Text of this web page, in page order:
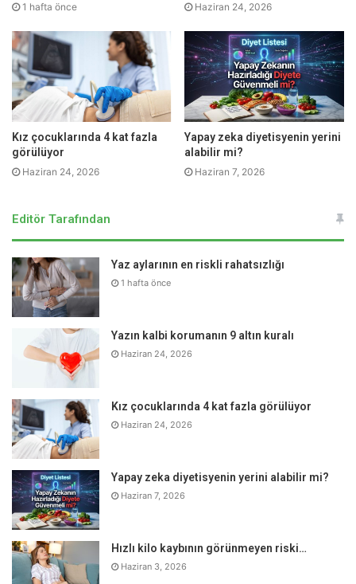
Hekiminizin bilgisi olmadan düzenli alınan ilaçlar
kesilmemeli ya da dozları ile oynanmamalı. Tansiyon
ilaçlarının bir kısmında idrar sökücü maddeler bulunur.
Aşırı sıvı kaybı sonucunda da tansiyon düşüklüğüne bağlı
bayılmalar gerçekleşebilir.
1 hafta önce Haziran 24, 2026
Kız çocuklarında 4 kat fazla
görülüyor
Haziran 24, 2026
Yapay zeka diyetisyenin yerini
alabilir mi?
Haziran 7, 2026
Editör Tarafından
Yaz aylarının en riskli rahatsızlığı
1 hafta önce
Yazın kalbi korumanın 9 altın kuralı
Haziran 24, 2026
Kız çocuklarında 4 kat fazla görülüyor
Haziran 24, 2026
Yapay zeka diyetisyenin yerini alabilir mi?
Haziran 7, 2026
Hızlı kilo kaybının görünmeyen riski…
Haziran 3, 2026